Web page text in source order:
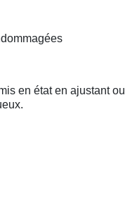
en état en ajustant ou